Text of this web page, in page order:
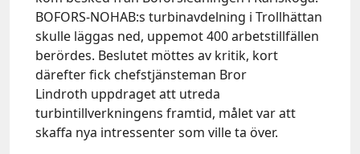
BOFORS-NOHAB:s turbinavdelning i Trollhättan
skulle läggas ned, uppemot 400 arbetstillfällen
berördes. Beslutet möttes av kritik, kort
därefter fick chefstjänsteman Bror
Lindroth uppdraget att utreda
turbintillverkningens framtid, målet var att
skaffa nya intressenter som ville ta över.